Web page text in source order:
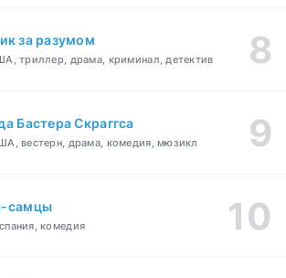
за разумом
триллер, драма, криминал, детектив
Бастера Скраггса
вестерн, драма, комедия, мюзикл
самцы
комедия